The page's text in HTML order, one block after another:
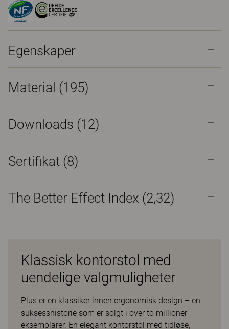
Egenskaper
Material (195)
Downloads (12)
Sertifikat (8)
The Better Effect Index (2,32)
Klassisk kontorstol med
uendelige valgmuligheter
Plus er en klassiker innen ergonomisk design – en
suksesshistorie som er solgt i over to millioner
eksemplarer. En elegant kontorstol med tidløse,